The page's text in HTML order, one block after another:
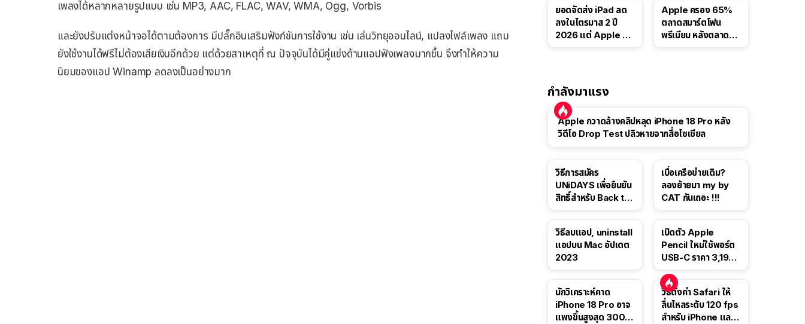
เพลงได้หลากหลายรูปแบบ เช่น MP3, AAC, FLAC, WAV, WMA, Ogg, Vorbis
และยังปรับแต่งหน้าจอได้ตามต้องการ มีปลั๊กอินเสริมฟังก์ชันการใช้งาน เช่น เล่นวิทยุออนไลน์, แปลงไฟล์เพลง แถม
ยังใช้งานได้ฟรีไม่ต้องเสียเงินอีกด้วย แต่ด้วยสาเหตุที่ ณ ปัจจุบันได้มีคู่แข่งด้านแอปฟังเพลงมากขึ้น จึงทำให้ความ
นิยมของแอป Winamp ลดลงเป็นอย่างมาก
ยอดจัดส่ง iPad ลด
ลงในไตรมาส 2 ปี
2026 แต่ Apple ยัง
Apple ครอง 65%
ตลาดสมาร์ตโฟน
พรีเมียม หลังตลาดทำ
กำลังมาแรง
Apple กวาดล้างคลิปหลุด iPhone 18 Pro หลัง
วิดีโอ Drop Test ปลิวหายจากสื่อโซเชียล
วิธีการสมัคร
UNiDAYS เพื่อยืนยัน
สิทธิ์สำหรับ Back to
เบื่อเครือข่ายเดิม?
ลองย้ายมา my by
CAT กันเถอะ !!!
วิธีลบแอป, uninstall
แอปบน Mac อัปเดต
2023
เปิดตัว Apple
Pencil ใหม่ใช้พอร์ต
USB-C ราคา 3,190
นี้
นักวิเคราะห์คาด
iPhone 18 Pro อาจ
แพงขึ้นสูงสุด 300
วิธีตั้งค่า Safari ให้
ลื่นไหลระดับ 120 fps
สำหรับ iPhone และ